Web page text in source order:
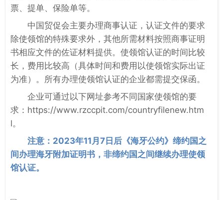
票、提单、保险单等。
中国贸促会主要办理商事认证，认证文件的要求
除使领馆的特殊要求外，其他所需材料按照商事证明
书相应文件的佐证材料提供。使领馆认证的时间比较
长，费用比较高（具体时间和费用以使领馆实际出证
为准）。所有办理使领馆认证的企业都需提交保函。
企业可通过以下网址参考不同国家使领馆的要
求：https://www.rzccpit.com/countryfilenew.htm
l。
注意：2023年11月7日后《海牙公约》缔约国之
间办理海牙附加证明书，非缔约国之间继续办理使领
馆认证。